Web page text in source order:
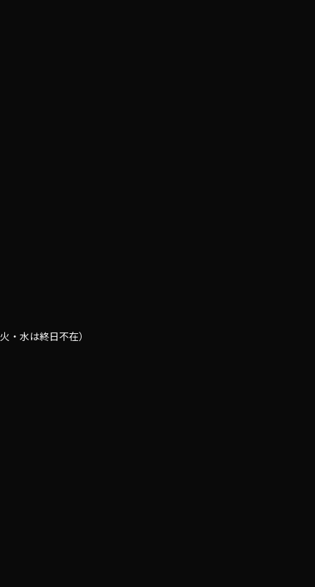
水は終日不在）